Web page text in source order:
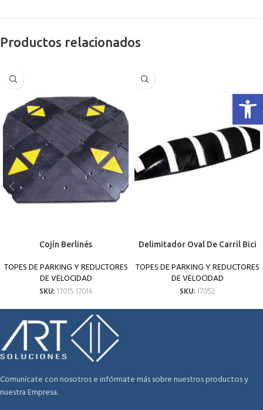
Abrir
Productos relacionados
Cojín Berlinés
TOPES DE PARKING Y REDUCTORES
DE VELOCIDAD
SKU: 17015 17016
Delimitador Oval De Carril Bici
TOPES DE PARKING Y REDUCTORES
DE VELOCIDAD
SKU: 17052
Comunícate con nosotros e infórmate más sobre nuestros productos y
nuestra Empresa.